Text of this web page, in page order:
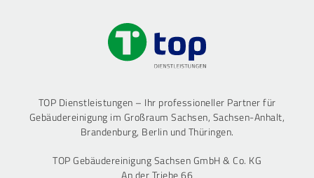
TOP Dienstleistungen – Ihr professioneller Partner für
Gebäudereinigung im Großraum Sachsen, Sachsen-Anhalt,
Brandenburg, Berlin und Thüringen.
TOP Gebäudereinigung Sachsen GmbH & Co. KG